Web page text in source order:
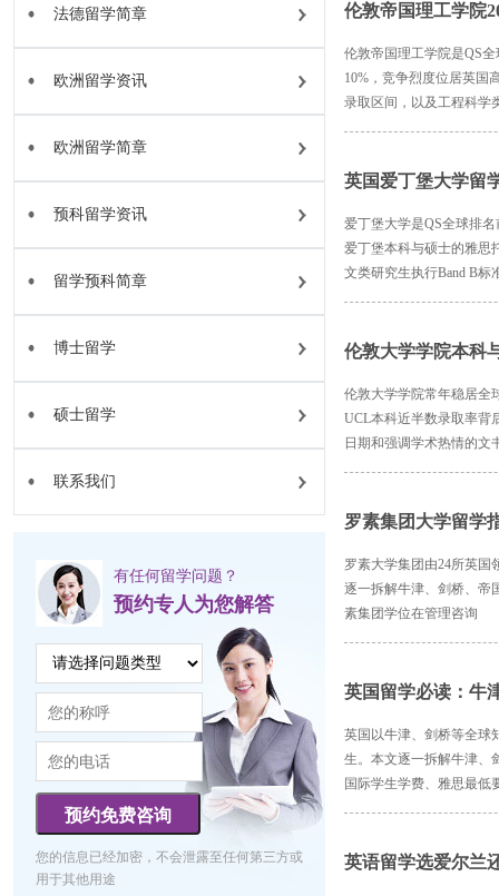
法德留学简章
欧洲留学资讯
欧洲留学简章
预科留学资讯
留学预科简章
博士留学
硕士留学
联系我们
有任何留学问题？
预约专人为您解答
预约免费咨询
您的信息已经加密，不会泄露至任何第三方或
用于其他用途
伦敦帝国理工学院
伦敦帝国理工学院是QS
10%，竞争烈度位居英国
录取区间，以及工程科学
英国爱丁堡大学留
爱丁堡大学是QS全球排
爱丁堡本科与硕士的雅思
文类研究生执行Band B标
伦敦大学学院本科
伦敦大学学院常年稳居全
UCL本科近半数录取率背
日期和强调学术热情的文
罗素集团大学留学
罗素大学集团由24所英国
逐一拆解牛津、剑桥、帝
素集团学位在管理咨询
英国留学必读：牛
英国以牛津、剑桥等全球
生。本文逐一拆解牛津、
国际学生学费、雅思最低
英语留学选爱尔兰